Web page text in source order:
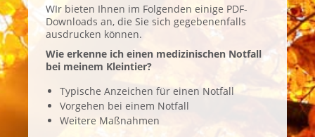
WIr bieten Ihnen im Folgenden einige PDF-
Downloads an, die Sie sich gegebenenfalls
ausdrucken können.
Wie erkenne ich einen medizinischen Notfall
bei meinem Kleintier?
Typische Anzeichen für einen Notfall
Vorgehen bei einem Notfall
Weitere Maßnahmen